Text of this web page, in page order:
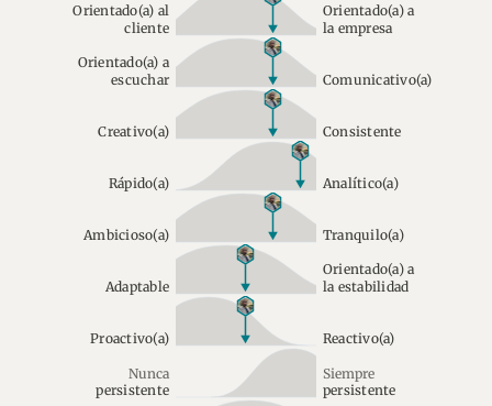
Orientado(a) al
cliente
Orientado(a) a
la empresa
Orientado(a) a
escuchar
Comunicativo(a)
Creativo(a) Consistente
Rápido(a) Analítico(a)
Ambicioso(a) Tranquilo(a)
Adaptable
Orientado(a) a
la estabilidad
Proactivo(a) Reactivo(a)
Nunca
persistente
Siempre
persistente